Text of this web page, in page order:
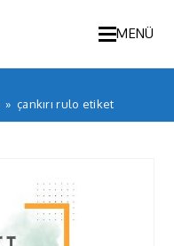
MENÜ
» çankırı rulo etiket